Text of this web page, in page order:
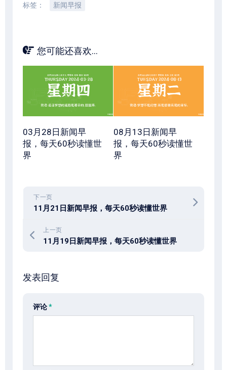
标签： 新闻早报
您可能还喜欢...
03月28日新闻早
报，每天60秒读懂世
界
08月13日新闻早
报，每天60秒读懂世
界
下一页
11月21日新闻早报，每天60秒读懂世界
上一页
11月19日新闻早报，每天60秒读懂世界
发表回复
评论*